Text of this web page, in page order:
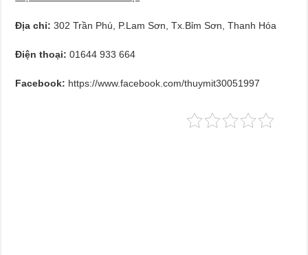
Địa chỉ:302 Trần Phú, P.Lam Sơn, Tx.Bỉm Sơn, Thanh Hóa
Điện thoại: 01644 933 664
Facebook: https://www.facebook.com/thuymit30051997